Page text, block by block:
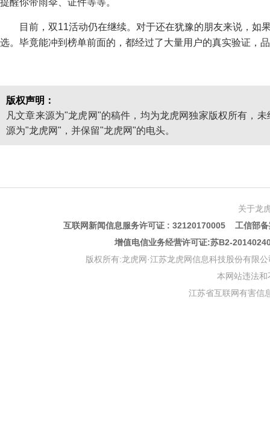
提醒你带雨伞、证件等等。
目前，双11活动仍在继续。对于还在犹豫的朋友来说，如
选。毕竟能冲到榜单前面的，都经过了大量用户的真实验证，
版权声明：
凡文章来源为"龙虎网"的稿件，均为龙虎网独家版权所有，
源为"龙虎网"，并保留"龙虎网"的电头。
关于龙
互联网新闻信息服务许可证 : 32120170005 工信部
增值电信业务经营许可证:苏B2-
版权所有:龙虎网·江苏龙虎网信息科技股份有限
本网站违法
江苏省互联网有害